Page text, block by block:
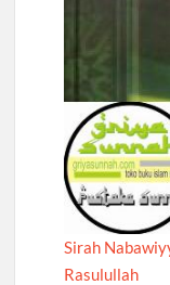
Sirah
Rasulullah